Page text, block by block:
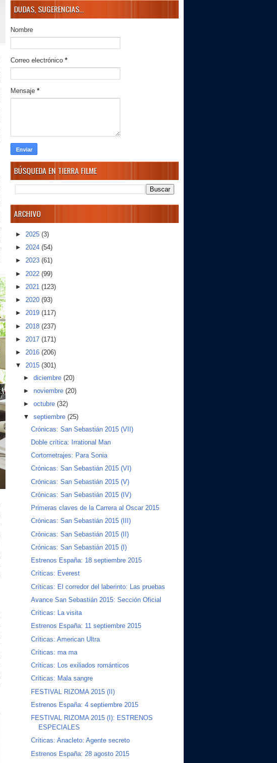
DUDAS, SUGERENCIAS...
Nombre
Correo electrónico *
Mensaje *
BÚSQUEDA EN TIERRA FILME
ARCHIVO
► 2025 (3)
► 2024 (54)
► 2023 (61)
► 2022 (99)
► 2021 (123)
► 2020 (93)
► 2019 (117)
► 2018 (237)
► 2017 (171)
► 2016 (206)
▼ 2015 (301)
► diciembre (20)
► noviembre (20)
► octubre (32)
▼ septiembre (25)
Crónicas: San Sebastián 2015 (VII)
Doble crítica: Irrational Man
Cortometrajes: Para Sonia
Crónicas: San Sebastián 2015 (VI)
Crónicas: San Sebastián 2015 (V)
Crónicas: San Sebastián 2015 (IV)
Primeras claves de la Carrera al Oscar 2015
Crónicas: San Sebastián 2015 (III)
Crónicas: San Sebastián 2015 (II)
Crónicas: San Sebastián 2015 (I)
Estrenos España: 18 septiembre 2015
Críticas: Everest
Críticas: El corredor del laberinto: Las pruebas
Avance San Sebastián 2015: Sección Oficial
Críticas: La visita
Estrenos España: 11 septiembre 2015
Críticas: American Ultra
Críticas: ma ma
Críticas: Los exiliados románticos
Críticas: Mala sangre
FESTIVAL RIZOMA 2015 (II)
Estrenos España: 4 septiembre 2015
FESTIVAL RIZOMA 2015 (I): ESTRENOS
ESPECIALES
Críticas: Anacleto: Agente secreto
Estrenos España: 28 agosto 2015